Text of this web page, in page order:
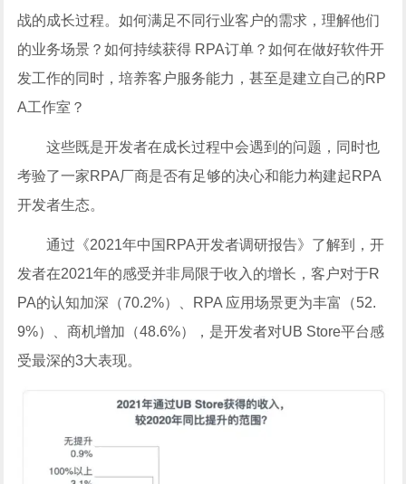
战的成长过程。如何满足不同行业客户的需求，理解他们
的业务场景？如何持续获得 RPA订单？如何在做好软件开
发工作的同时，培养客户服务能力，甚至是建立自己的RP
A工作室？
这些既是开发者在成长过程中会遇到的问题，同时也
考验了一家RPA厂商是否有足够的决心和能力构建起RPA
开发者生态。
通过《2021年中国RPA开发者调研报告》了解到，开
发者在2021年的感受并非局限于收入的增长，客户对于R
PA的认知加深（70.2%）、RPA 应用场景更为丰富（52.
9%）、商机增加（48.6%），是开发者对UB Store平台感
受最深的3大表现。